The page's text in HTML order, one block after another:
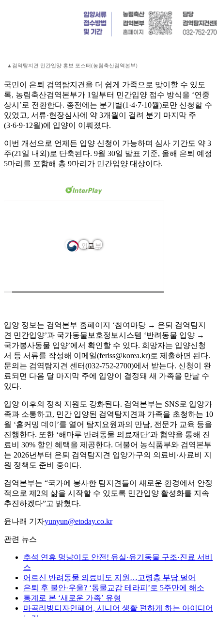
▲검역탐지견 민간입양 홍보 포스터(농림축산검역본부)
국민이 은퇴 검역탐지견을 더 쉽게 가족으로 맞이할 수 있도
록, 농림축산검역본부가 1일부터 민간입양 접수 방식을 ‘연중
상시’로 전환한다. 종전에는 분기별(1·4·7·10월)로만 신청할 수
있었고, 서류·현장심사에 약 3개월이 걸려 분기 마지막 주
(3·6·9·12월)에 입양이 이뤄졌다.
이번 개선으로 언제든 입양 신청이 가능하며 심사 기간도 약 3
주(21일 내외)로 단축된다. 9월 30일 발표 기준, 올해 은퇴 예정
5마리를 포함해 총 9마리가 민간입양 대상이다.
입양 정보는 검역본부 홈페이지 ‘참여마당 → 은퇴 검역탐지
견 민간입양’과 국가동물보호정보시스템 ‘반려동물 입양 →
국가봉사동물 입양’에서 확인할 수 있다. 희망자는 입양신청
서 등 서류를 작성해 이메일(feriss@korea.kr)로 제출하면 된다.
문의는 검역탐지견 센터(032-752-2700)에서 받는다. 신청이 완
료되면 다음 달 마지막 주에 입양이 결정돼 새 가족을 만날 수
있다.
입양 이후의 정착 지원도 강화된다. 검역본부는 SNS로 입양가
족과 소통하고, 민간 입양된 검역탐지견과 가족을 초청하는 10
월 ‘홈커밍 데이’를 열어 탐지요원과의 만남, 전문가 교육 등을
진행한다. 또한 ‘해마루 반려동물 의료재단’과 협약을 통해 진
료비 30% 할인 혜택을 제공한다. 더불어 농식품부와 검역본부
는 2026년부터 은퇴 검역탐지견 입양가구의 의료비·사료비 지
원 정책도 준비 중이다.
검역본부는 “국가에 봉사한 탐지견들이 새로운 환경에서 안정
적으로 제2의 삶을 시작할 수 있도록 민간입양 활성화를 지속
추진하겠다”고 밝혔다.
윤나래 기자yunyun@etoday.co.kr
관련 뉴스
추석 연휴 멍냥이도 안전! 유실·유기동물 구조·진료 서비
스
어르신 반려동물 의료비도 지원…고령층 부담 덜어
은퇴 후 불안·우울? ‘동물교감 테라피’로 5주만에 해소
통계로 본 ‘새로운 가족’ 유형
마곡리빙디자인페어, 시니어 생활 편하게 하는 아이디어